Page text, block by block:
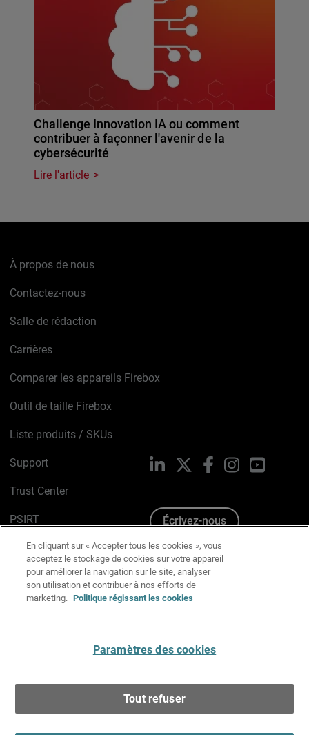
Challenge Innovation IA ou comment
contribuer à façonner l'avenir de la
cybersécurité
Lire l'article
À propos de nous
Contactez-nous
Salle de rédaction
Carrières
Comparer les appareils Firebox
Outil de taille Firebox
Liste produits / SKUs
Support
Trust Center
PSIRT
Avis sur les cookies
Politique de confidentialité
Charte Graphique
LinkedIn FacebookInstagramYouTube
Écrivez-nous
En cliquant sur « Accepter tous les cookies », vous
acceptez le stockage de cookies sur votre appareil
pour améliorer la navigation sur le site, analyser
son utilisation et contribuer à nos efforts de
marketing. Politique régissant les cookies
Paramètres des cookies
Tout refuser